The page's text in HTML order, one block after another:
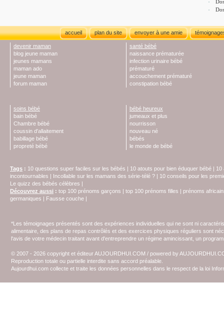
accueil plan du site envoyer à une amie
devenir maman
blog jeune maman
jeunes mamans
maman ado
jeune maman
forum maman
santé bébé
naissance prématurée
infection urinaire bébé
prématuré
accouchement prématuré
constipation bébé
soins bébé
bain bébé
Chambre bébé
coussin d'allaitement
babillage bébé
propreté bébé
bébé heureux
jumeaux et plus
nourrisson
nouveau né
bébés
le monde de bébé
Tags : 10 questions super faciles sur les bébés | 10 atouts pour bien éduquer bébé | 10
incontournables | Incollable sur les mamans des série-télé ? | 10 conseils pour les
Le quizz des bébés célèbres |
Découvrez aussi : top 100 prénoms garçons | top 100 prénoms filles | prénoms
germaniques | Fausse couche |
*Les témoignages présentés sont des expériences individuelles qui ne sont ni
alimentaire, des plans de repas contrôlés et des exercices physiques réguliers sont
l'avis de votre médecin traitant avant d'entreprendre un régime amincissant, un
© 2007 - 2026 copyright et éditeur AUJOURDHUI.COM / powered by
Reproduction totale ou partielle interdite sans accord préalable.
Aujourdhui.com collecte et traite les données personnelles dans le respect de la loi